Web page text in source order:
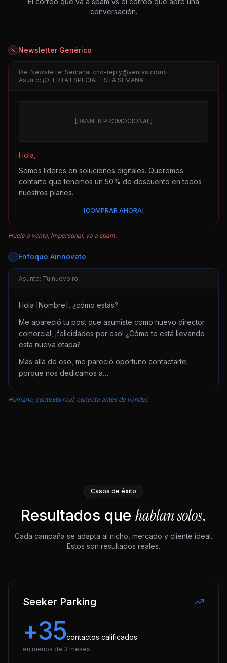
conversación.
Newsletter Genérico
De: Newsletter Semanal <no-reply@ventas.com>
Asunto: ¡OFERTA ESPECIAL ESTA SEMANA!
[BANNER PROMOCIONAL]
Hola,
Somos líderes en soluciones digitales. Queremos
contarte que tenemos un 50% de descuento en todos
nuestros planes.
[COMPRAR AHORA]
Huele a venta, impersonal, va a spam.
Enfoque Ainnovate
Asunto: Tu nuevo rol
Hola [Nombre], ¿cómo estás?
Me apareció tu post que asumiste como nuevo director
comercial, ¡felicidades por eso! ¿Cómo te está llevando
esta nueva etapa?
Más allá de eso, me pareció oportuno contactarte
porque nos dedicamos a…
Humano, contexto real, conecta antes de vender.
Casos de éxito
Resultados que hablan solos.
Cada campaña se adapta al nicho, mercado y cliente ideal.
Estos son resultados reales.
Seeker Parking
+35contactos calificados
en menos de 3 meses